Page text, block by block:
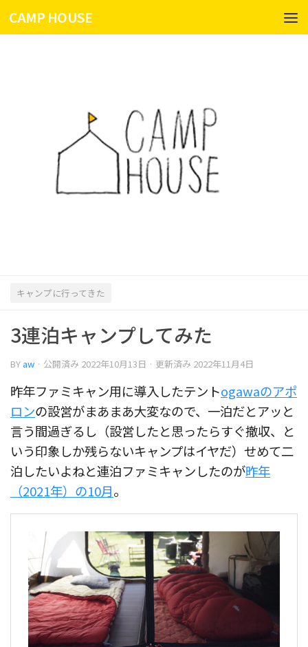
コンテンツへスキップ
CAMP HOUSE
キャンプに行ってきた
3連泊キャンプしてみた
BY aw · 公開済み 2022年10月13日 · 更新済み 2022年11月4日
昨年ファミキャン用に導入したテントogawaのアポ
ロンの設営がまあまあ大変なので、一泊だとアッと
言う間過ぎるし（設営したと思ったらすぐ撤収、と
いう印象しか残らないキャンプはイヤだ）せめて二
泊したいよねと連泊ファミキャンしたのが昨年
（2021年）の10月。